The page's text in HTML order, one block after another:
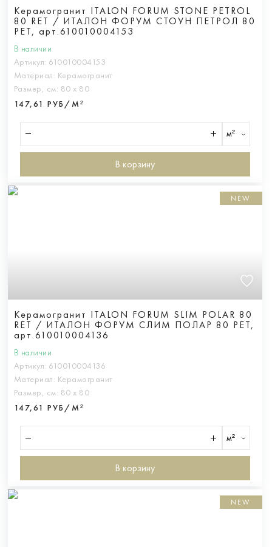
Керамогранит ITALON FORUM STONE PETROL
80 RET / ИТАЛОН ФОРУМ СТОУН ПЕТРОЛ 80
РЕТ, арт.610010004153
В наличии
Артикул: 610010004153
Материал: Керамогранит
Размер, см: 80 х 80
147,61 РУБ/М²
м²
В корзину
NEW
Керамогранит ITALON FORUM SLIM POLAR 80
RET / ИТАЛОН ФОРУМ СЛИМ ПОЛАР 80 РЕТ,
арт.610010004136
В наличии
Артикул: 610010004136
Материал: Керамогранит
Размер, см: 80 х 80
147,61 РУБ/М²
м²
В корзину
NEW